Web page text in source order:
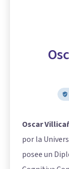
Oscar
por la
posee un